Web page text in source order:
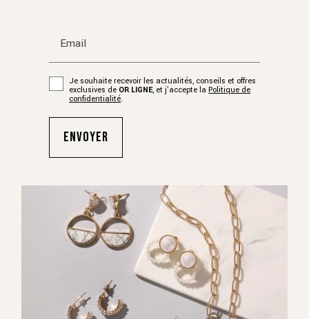
Email
Je souhaite recevoir les actualités, conseils et offres
exclusives de OR LIGNE, et j’accepte laPolitique de
confidentialité.